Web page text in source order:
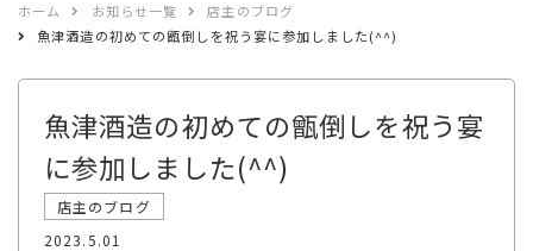
ホーム お知らせ一覧
店主のブログ
魚津酒造の初めての甑倒しを祝う宴に参加しました(^^)
魚津酒造の初めての甑倒しを祝う宴
に参加しました(^^)
店主のブログ
2023.5.01